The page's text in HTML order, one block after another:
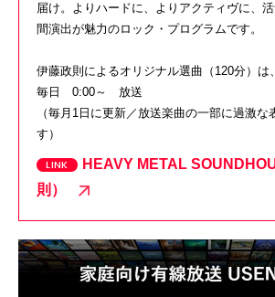
届け。よりハードに、よりアクティヴに、
間演出が魅力のロック・プログラムです。
伊藤政則によるオリジナル選曲（120分）は、
毎日 0:00～ 放送
（毎月1日に更新／放送楽曲の一部に過激な
す）
HEAVY METAL
則）